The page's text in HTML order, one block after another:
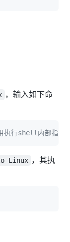
，输入如下命
执行shell内部指令
Linux ，其执